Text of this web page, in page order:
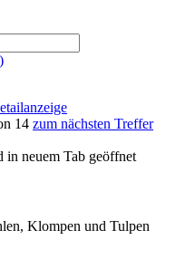
14 zum nächsten Treffer
in neuem Tab geöffnet
Klompen und Tulpen